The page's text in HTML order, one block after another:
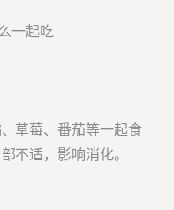
草莓、番茄等一起食
不适，影响消化。